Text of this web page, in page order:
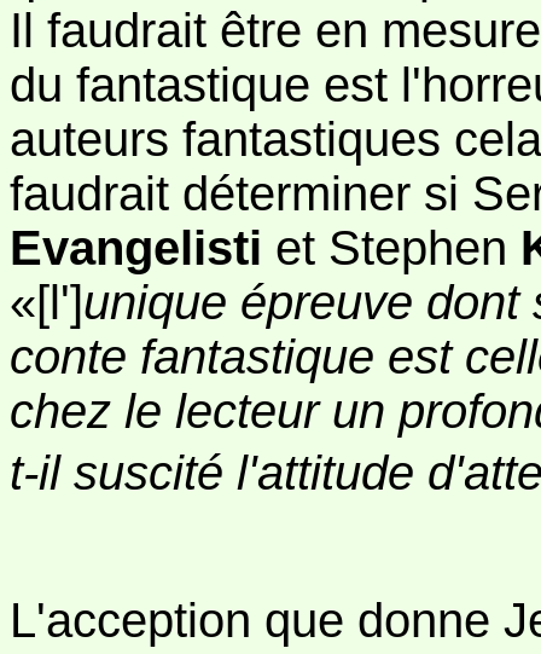
Il faudrait être en
du fantastique est
auteurs fantastiques
faudrait déterminer si
Evangelisti et Stephen
«[l']unique épreuve dont
conte fantastique est
chez le lecteur un
t-il suscité l'attitude
L'acception que donne